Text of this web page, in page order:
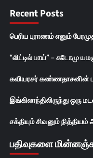
Recent Posts
பெரிய புராணம் எனும்
“லிட்டில் பாய்” – சுடோமு
கவியரசர் கண்ணதாசனின்
இங்கிலாந்திலிருந்து ஒரு
சக்தியும் சிவனும்
பதிவுகளை